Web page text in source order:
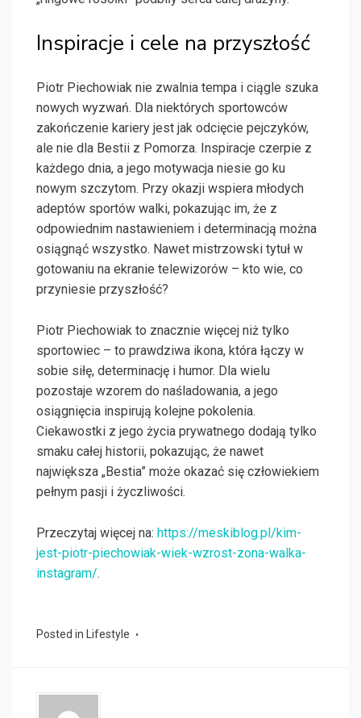
Inspiracje i cele na przyszłość
Piotr Piechowiak nie zwalnia tempa i ciągle szuka
nowych wyzwań. Dla niektórych sportowców
zakończenie kariery jest jak odcięcie pejczyków,
ale nie dla Bestii z Pomorza. Inspiracje czerpie z
każdego dnia, a jego motywacja niesie go ku
nowym szczytom. Przy okazji wspiera młodych
adeptów sportów walki, pokazując im, że z
odpowiednim nastawieniem i determinacją można
osiągnąć wszystko. Nawet mistrzowski tytuł w
gotowaniu na ekranie telewizorów – kto wie, co
przyniesie przyszłość?
Piotr Piechowiak to znacznie więcej niż tylko
sportowiec – to prawdziwa ikona, która łączy w
sobie siłę, determinację i humor. Dla wielu
pozostaje wzorem do naśladowania, a jego
osiągnięcia inspirują kolejne pokolenia.
Ciekawostki z jego życia prywatnego dodają tylko
smaku całej historii, pokazując, że nawet
największa „Bestia” może okazać się człowiekiem
pełnym pasji i życzliwości.
Przeczytaj więcej na: https://meskiblog.pl/kim-
jest-piotr-piechowiak-wiek-wzrost-zona-walka-
instagram/.
Posted in Lifestyle